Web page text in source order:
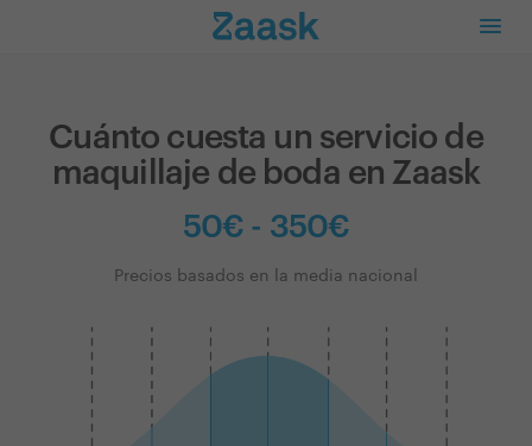
Cuánto cuesta un servicio de
maquillaje de boda en Zaask
50€ - 350€
Precios basados en la media nacional